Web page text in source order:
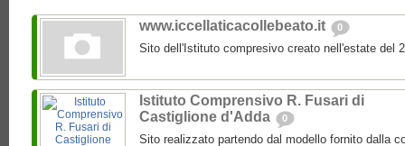
www.iccellaticacollebeato.it 0
Sito dell'Istituto compresivo creato nell'estate del
Istituto Comprensivo R. Fusari di
Castiglione d'Adda
0
Sito realizzato partendo dal modello fornito dalla